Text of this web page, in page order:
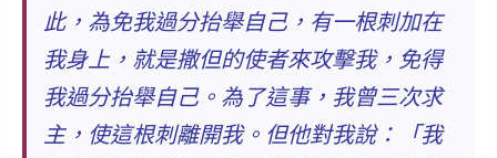
此， 為免我過分抬舉自己，有一根刺加在
我身上，就是撒但的使者來攻擊我，免得
我過分抬舉自己。 為了這事，我曾三次求
主，使這根刺離開我。但他對我說：「我